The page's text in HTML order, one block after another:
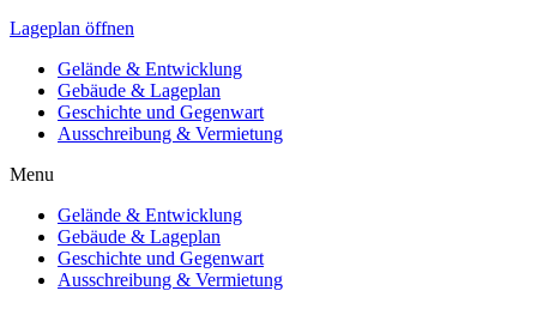
Lageplan öffnen
Gelände & Entwicklung
Gebäude & Lageplan
Geschichte und Gegenwart
Ausschreibung & Vermietung
Menu
Gelände & Entwicklung
Gebäude & Lageplan
Geschichte und Gegenwart
Ausschreibung & Vermietung